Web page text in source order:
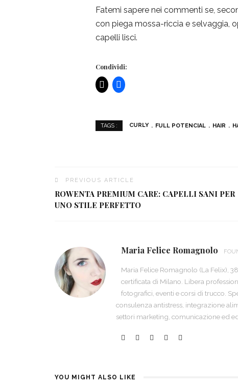
Fatemi sapere nei commenti se,
con piega mossa-riccia e selvaggia,
capelli lisci.
Condividi:
TAGS : CURLY FULL POTENCIAL HAIR
PREVIOUS ARTICLE
ROWENTA PREMIUM CARE: CAPELLI SANI PER
UNO STILE PERFETTO
Maria Felice Romagnolo
Maria Felice Romagnolo (La Felix),
certificata di Milano. Libera
fotografici, eventi e corsi di trucco.
consulenza antistress, integrazione
settori marketing, comunicazione ed
YOU MIGHT ALSO LIKE